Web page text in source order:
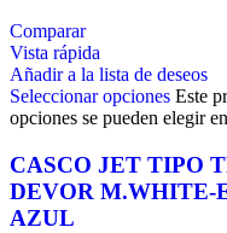
Comparar
Vista rápida
Añadir a la lista de deseos
Seleccionar opciones Este
opciones se pueden elegir
CASCO JET TIPO
DEVOR M.WHITE-
AZUL